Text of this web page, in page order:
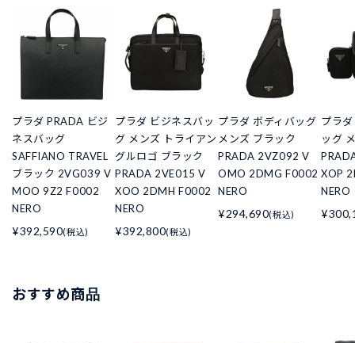
プラダ PRADA ビジ
ネスバッグ
SAFFIANO TRAVEL
ブラック 2VG039 V
MOO 9Z2 F0002
NERO
¥392,590(税込)
プラダ ビジネスバッ
グ メンズ トライアン
グルロゴ ブラック
PRADA 2VE015 V
XOO 2DMH F0002
NERO
¥392,800(税込)
プラダ ボディバッグ
メンズ ブラック
PRADA 2VZ092 V
OMO 2DMG F0002
NERO
¥294,690(税込)
プラ
ッグ
XOP
NERO
おすすめ商品